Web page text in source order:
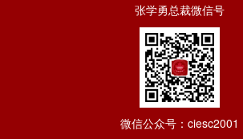
张学勇总裁微信号
微信公众号：ciesc2001